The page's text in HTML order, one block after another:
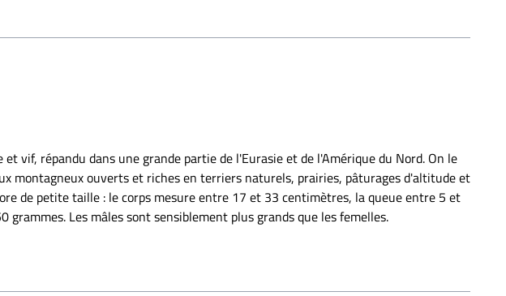
vif, répandu dans une grande partie de l'Eurasie et de l'Amérique du Nord. On le
montagneux ouverts et riches en terriers naturels, prairies, pâturages d'altitude et
de petite taille : le corps mesure entre 17 et 33 centimètres, la queue entre 5 et
Les mâles sont sensiblement plus grands que les femelles.